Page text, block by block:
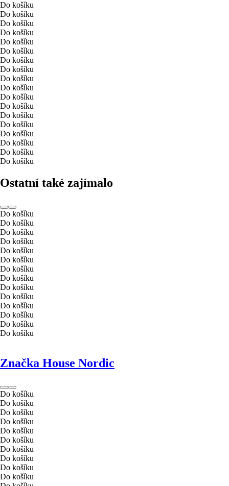
Do košíku
Do košíku
Do košíku
Do košíku
Do košíku
Do košíku
Do košíku
Do košíku
Do košíku
Do košíku
Do košíku
Do košíku
Do košíku
Do košíku
Do košíku
Do košíku
Do košíku
Do košíku
Ostatní také zajímalo
Do košíku
Do košíku
Do košíku
Do košíku
Do košíku
Do košíku
Do košíku
Do košíku
Do košíku
Do košíku
Do košíku
Do košíku
Do košíku
Do košíku
Značka House Nordic
Do košíku
Do košíku
Do košíku
Do košíku
Do košíku
Do košíku
Do košíku
Do košíku
Do košíku
Do košíku